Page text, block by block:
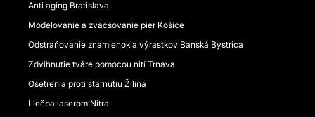
Anti aging Bratislava
Modelovanie a zväčšovanie pier Košice
Odstraňovanie znamienok a výrastkov Banská Bystrica
Zdvihnutie tváre pomocou nití Trnava
Ošetrenia proti starnutiu Žilina
Liečba laserom Nitra